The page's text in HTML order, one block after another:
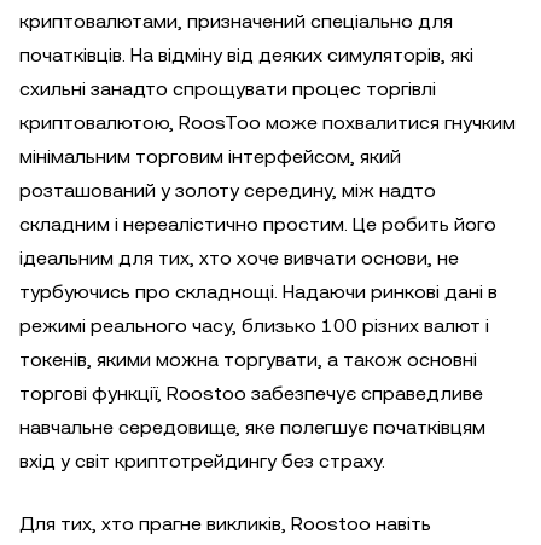
криптовалютами, призначений спеціально для
початківців. На відміну від деяких симуляторів, які
схильні занадто спрощувати процес торгівлі
криптовалютою, RoosToo може похвалитися гнучким
мінімальним торговим інтерфейсом, який
розташований у золоту середину, між надто
складним і нереалістично простим. Це робить його
ідеальним для тих, хто хоче вивчати основи, не
турбуючись про складнощі. Надаючи ринкові дані в
режимі реального часу, близько 100 різних валют і
токенів, якими можна торгувати, а також основні
торгові функції, Roostoo забезпечує справедливе
навчальне середовище, яке полегшує початківцям
вхід у світ криптотрейдингу без страху.
Для тих, хто прагне викликів, Roostoo навіть